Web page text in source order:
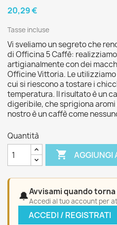
20,29 €
Tasse incluse
Vi sveliamo un segreto che
di Officina 5 Caffè:
artigianalmente con dei
Officine Vittoria. Le
cui si riescono a tostare i
temperatura. Il risultato è un
digeribile, che sprigiona
nostro è un caffè come
Quantità
 AGGIUNGI
🔔Avvisami quando
Accedi al tuo account per
ACCEDI / REGISTRATI